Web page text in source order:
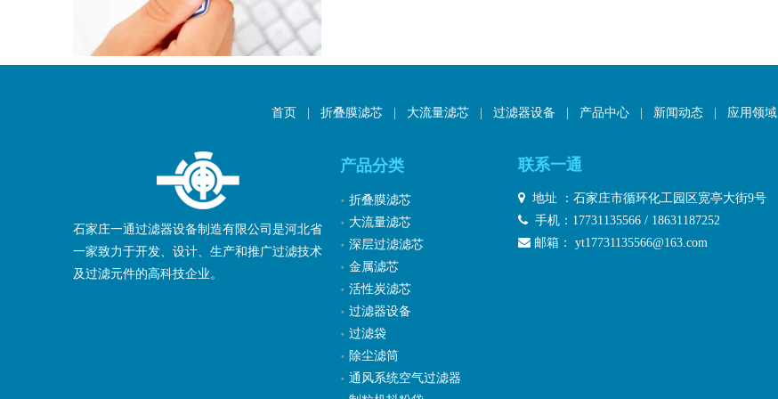
首页 | 折叠膜滤芯 | 大流量滤芯 | 过滤器设备 | 产品中心 | 新闻动态 | 应用领域
石家庄一通过滤器设备制造有限公司是河北省
一家致力于开发、设计、生产和推广过滤技术
及过滤元件的高科技企业。
产品分类
折叠膜滤芯
大流量滤芯
深层过滤滤芯
金属滤芯
活性炭滤芯
过滤器设备
过滤袋
除尘滤筒
通风系统空气过滤器
联系一通
 地址 ：石家庄市循环化工园区宽亭大街9号
 手机：17731135566 / 18631187252
 邮箱： yt17731135566@163.com